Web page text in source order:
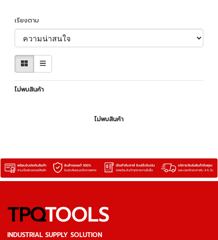
เรียงตาม
ไม่พบสินค้า
ไม่พบสินค้า
TPQTOOLS
INDUSTRIAL SUPPLY SOLUTION